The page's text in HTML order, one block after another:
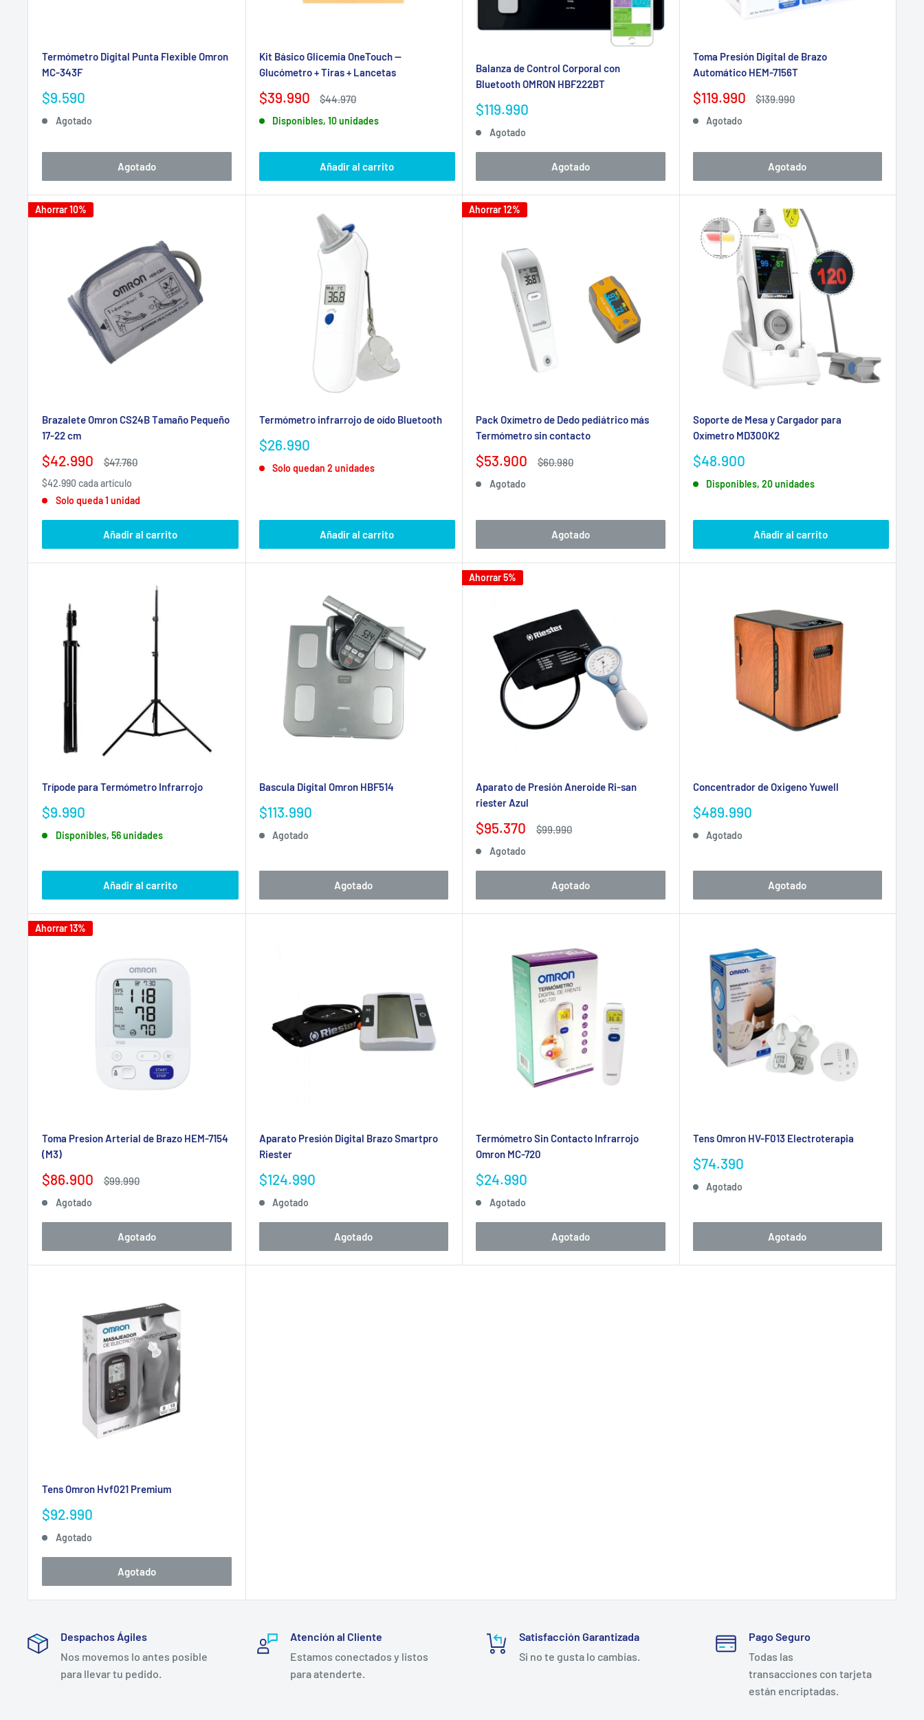
Termómetro Digital Punta Flexible Omron
MC-343F
Precio
venta
$9.590
Agotado
Agotado
Kit Básico Glicemia OneTouch —
Glucómetro + Tiras + Lancetas
Precio
venta
$39.990
Precio
$44.970
Disponibles, 10 unidades
Añadir al carrito
Balanza de Control Corporal con
Bluetooth OMRON HBF222BT
Precio
venta
$119.990
Agotado
Agotado
Toma Presión Digital de Brazo
Automático HEM-7156T
Precio
venta
$119.990
Precio
$139.990
Agotado
Agotado
Ahorrar 10%
Brazalete Omron CS24B Tamaño Pequeño
17-22 cm
Precio
de
venta
$42.990
Precio
$47.760
$42.990 cada artículo
Solo queda 1 unidad
Añadir al carrito
Termómetro infrarrojo de oído Bluetooth
Precio
venta
$26.990
Solo quedan 2 unidades
Añadir al carrito
Ahorrar 12%
Pack Oxímetro de Dedo pediátrico más
Termómetro sin contacto
Precio
venta
$53.900
Precio
$60.980
Agotado
Agotado
Soporte de Mesa y Cargador para
Oxímetro MD300K2
Precio
venta
$48.900
Disponibles, 20 unidades
Añadir al carrito
Trípode para Termómetro Infrarrojo
Precio
venta
$9.990
Disponibles, 56 unidades
Añadir al carrito
Bascula Digital Omron HBF514
Precio
venta
$113.990
Agotado
Agotado
Ahorrar 5%
Aparato de Presión Aneroide Ri-san
riester Azul
Precio
venta
$95.370
Precio
$99.990
Agotado
Agotado
Concentrador de Oxigeno Yuwell
Precio
venta
$489.990
Agotado
Agotado
Ahorrar 13%
Toma Presion Arterial de Brazo HEM-7154
(M3)
Precio
venta
$86.900
Precio
$99.990
Agotado
Agotado
Aparato Presión Digital Brazo Smartpro
Riester
Precio
venta
$124.990
Agotado
Agotado
Termómetro Sin Contacto Infrarrojo
Omron MC-720
Precio
venta
$24.990
Agotado
Agotado
Tens Omron HV-F013 Electroterapia
Precio
venta
$74.390
Agotado
Agotado
Tens Omron Hvf021 Premium
Precio
venta
$92.990
Agotado
Agotado
Despachos Ágiles
Nos movemos lo antes posible
para llevar tu pedido.
Atención al Cliente
Estamos conectados y listos
para atenderte.
Satisfacción Garantizada
Si no te gusta lo cambias.
Pago Seguro
Todas las
transacciones con tarjeta
están encriptadas.